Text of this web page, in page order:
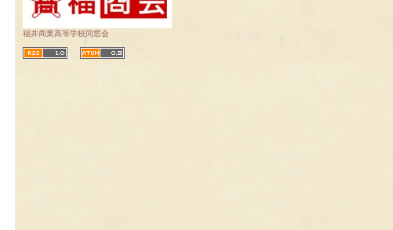
福井商業高等学校同窓会